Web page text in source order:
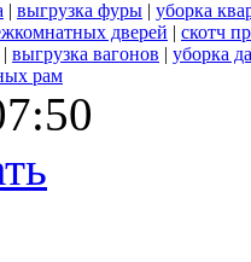
| выгрузка фуры | уборка
дверей | скотч
| выгрузка вагонов | уборка
рам